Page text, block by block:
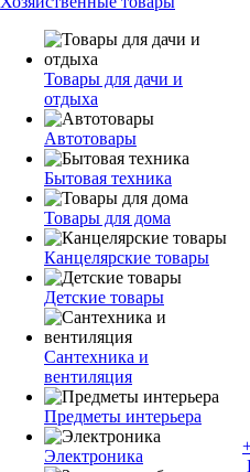
Товары для дачи и
отдыха
Автотовары
Бытовая техника
Товары для дома
Канцелярские товары
Детские товары
Сантехника и
вентиляция
Предметы интерьера
Электроника